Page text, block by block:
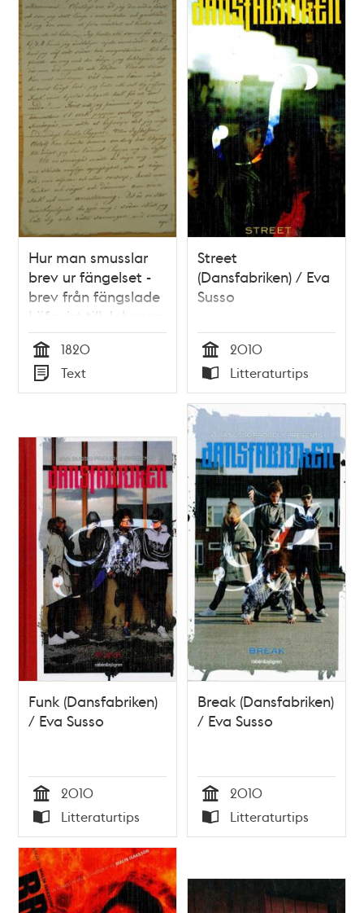
Hur man smusslar
brev ur fängelset -
brev från fängslade
Löfqvist till Johanna
Segerström 1820
Tid
1820
Typ
Text
Street
(Dansfabriken) / Eva
Susso
Tid
2010
Typ
Litteraturtips
Funk (Dansfabriken)
/ Eva Susso
Tid
2010
Typ
Litteraturtips
Break (Dansfabriken)
/ Eva Susso
Tid
2010
Typ
Litteraturtips